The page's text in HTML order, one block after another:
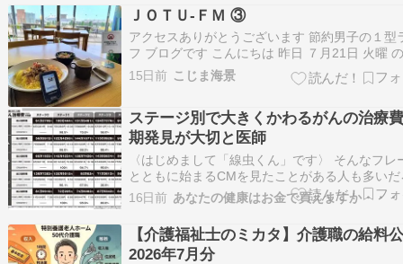
ＪＯＴＵ-ＦＭ ③
アクセスありがとうございます 節約男子の１型
フ ブログです こんにちは 昨日 ７月21日 火曜
はなし 火曜日は みなとみらいへ 今回はスクー
で行きました 駐輪は 駅前のコレットマーレの
放送時間前に到着して…
15日前 こじま海景
ステージ別で大きくかわるがんの治療
期発見が大切と医師
〈はじめまして「線虫くん」です〉 そんなフレ
とともに始まるCMを見たことがある人も多いだ
う。これはHIROTSUバイオサイエンス社が行っ
る線虫によるがん検査「N-NOSE」のCM。たっ
滴の尿から、がんが発する“におい”を線虫がか
け、早期がんを見つけ出すことができ…
16日前 あなたの健康はお金で買えますか・・・
【介護福祉士のミカタ】介護職の給料
2026年7月分